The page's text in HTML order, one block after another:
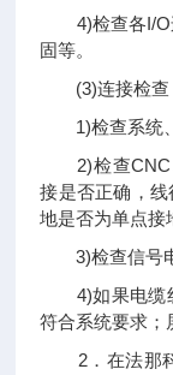
4)检查各I/O
固等。
(3)连接检查
1)检查系统、
2)检查CNC
接是否正确，
地是否为单点接
3)检查信号电
4)如果电缆线
符合系统要求；
2．在法那科